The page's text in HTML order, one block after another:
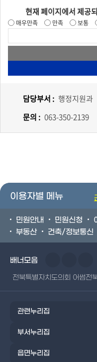
현재 페이지에서 제공
매우만족 만족 보통
담당부서 : 행정지원과
문의 : 063-350-2139
이용자별 메뉴
민원안내 민원신청
부동산
건축/정보통신
배너모음
전북특별자치도의회 어썸전
관련누리집
부서누리집
읍면누리집